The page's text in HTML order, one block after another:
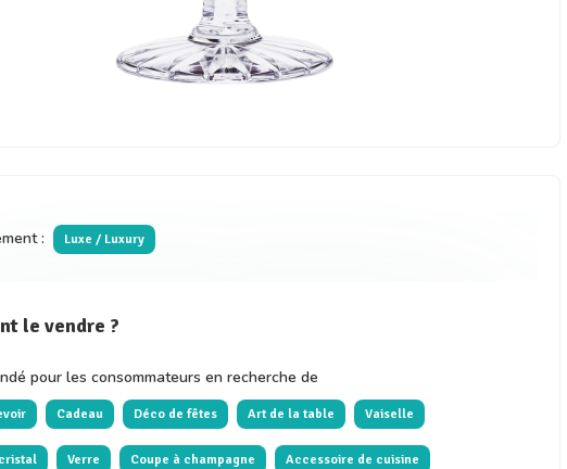
: Luxe / Luxury
le vendre ?
pour les consommateurs en recherche de
Cadeau Déco de fêtes Art de la table Vaiselle
Verre Coupe à champagne Accessoire de cuisine